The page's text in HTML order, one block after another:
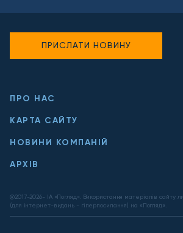
ПРО НАС
КАРТА САЙТУ
НОВИНИ КОМПАНІЙ
АРХІВ
@2017-2026- ІА «Погляд». Використання матеріалів сайту
(для інтернет-видань - гіперпосилання) на «Погляд».
ПРИСЛАТИ НОВИНУ